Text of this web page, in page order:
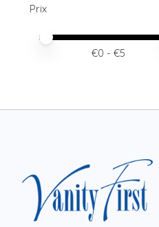
Prix
Prix minimum
Price maximum value
€0 - €5